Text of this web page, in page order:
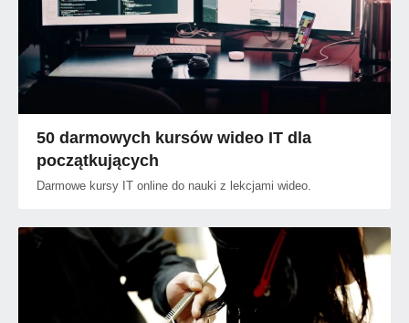
50 darmowych kursów wideo IT dla
początkujących
Darmowe kursy IT online do nauki z lekcjami wideo.